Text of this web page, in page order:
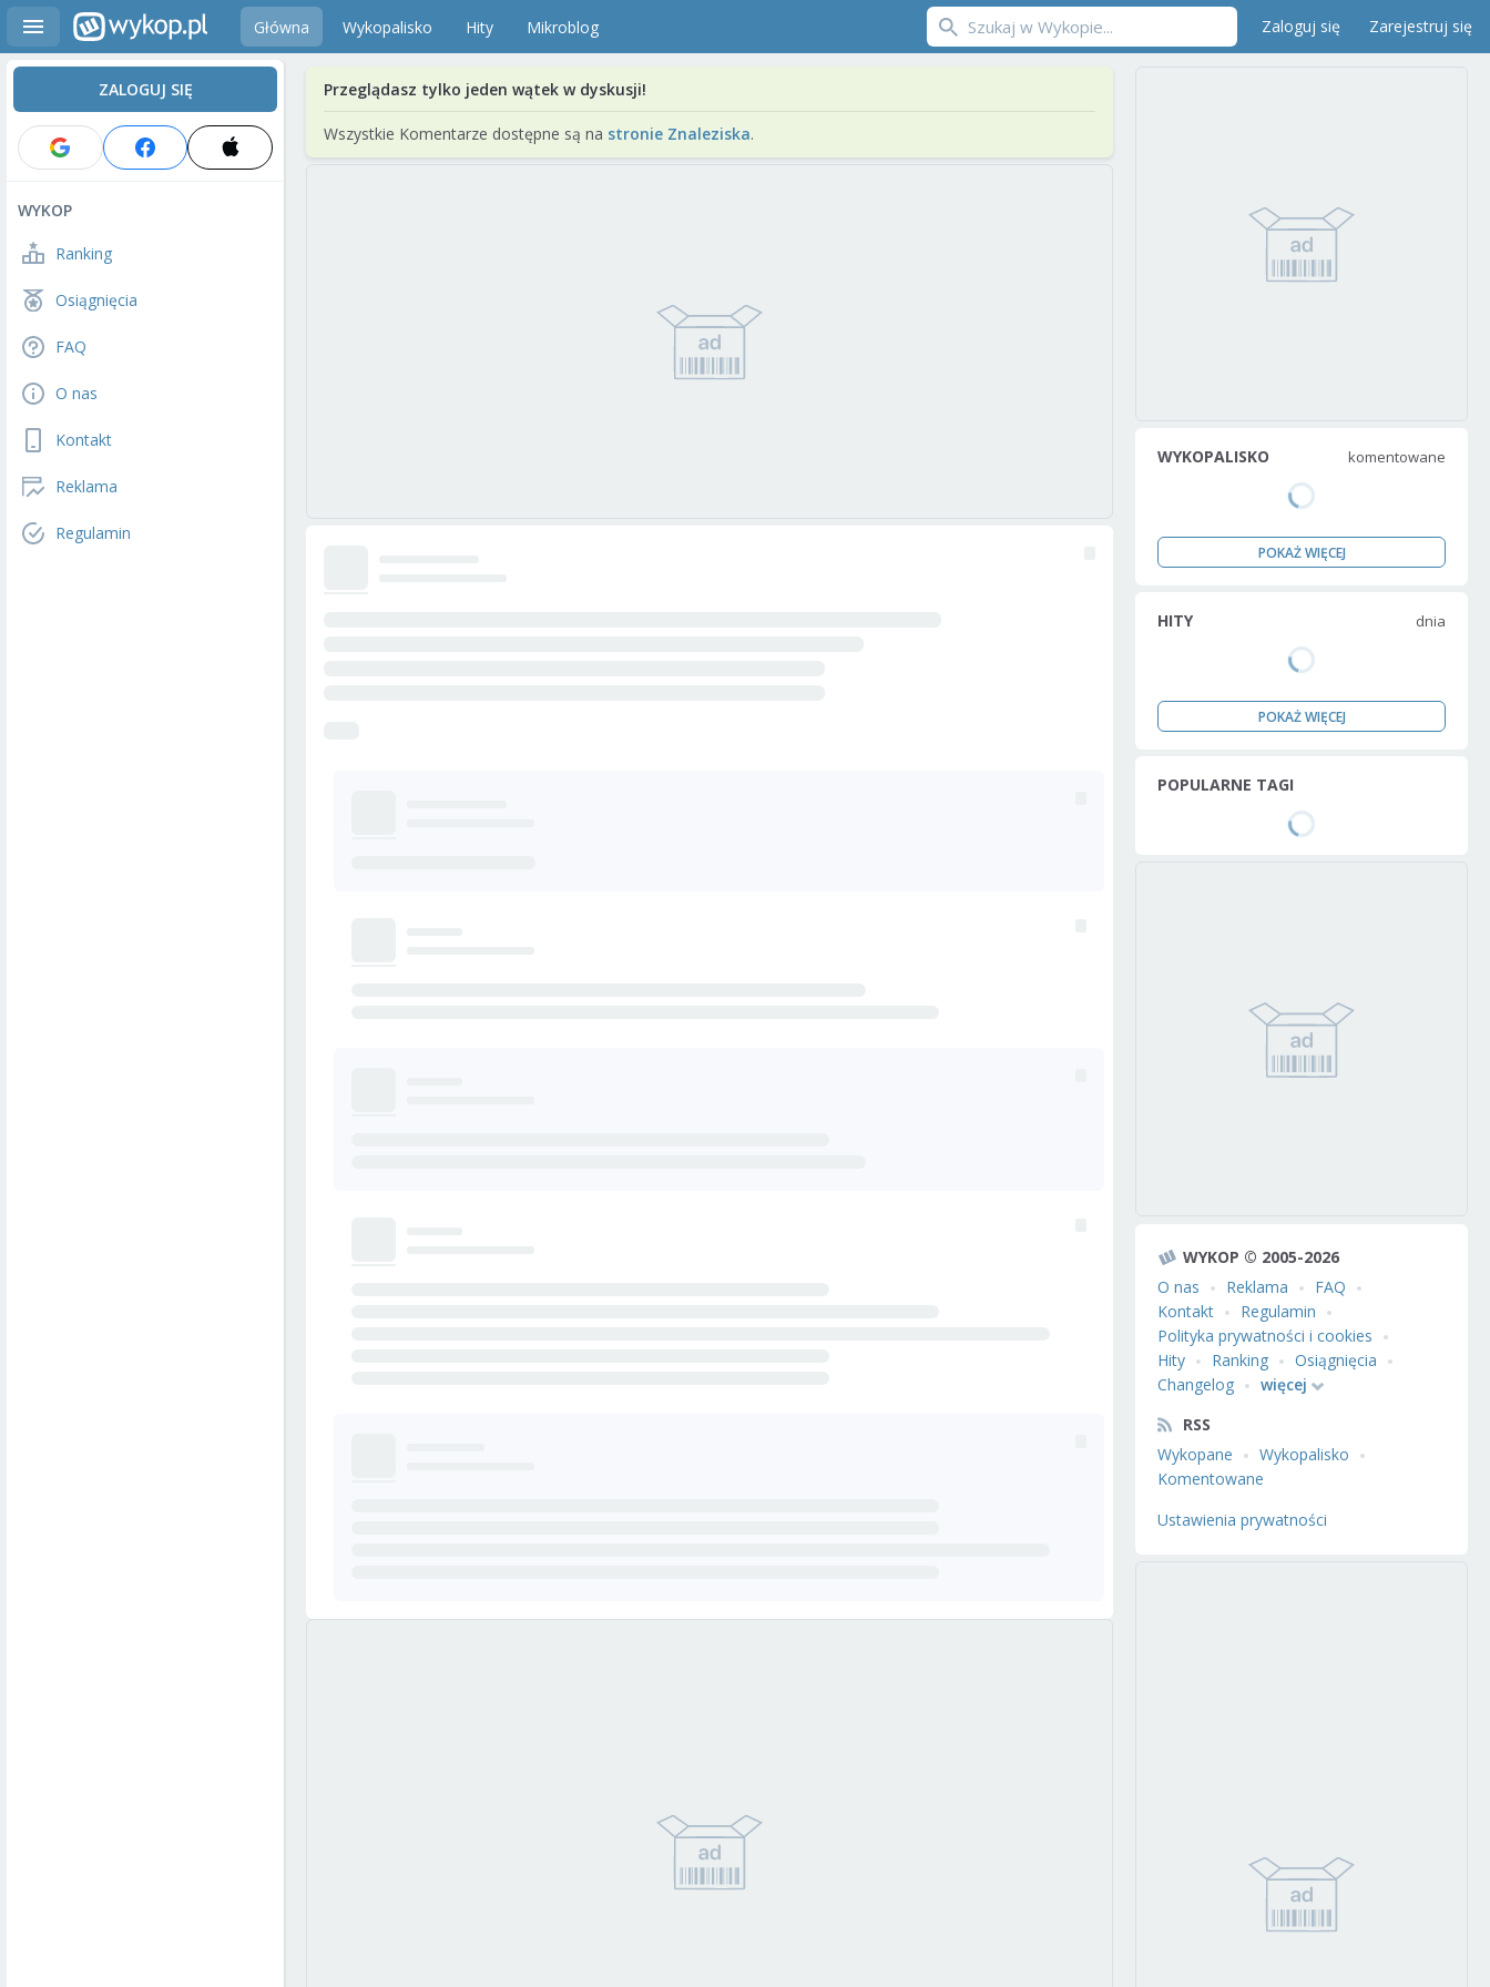
Główna Wykopalisko Hity Mikroblog Zaloguj się Zarejestruj się
ZALOGUJ SIĘ
WYKOP
Ranking
Osiągnięcia
FAQ
O nas
Kontakt
Reklama
Regulamin
Przeglądasz tylko jeden wątek w dyskusji!
Wszystkie Komentarze dostępne są na stronie Znaleziska.
WYKOPALISKO komentowane
POKAŻ WIĘCEJ
HITY dnia
POKAŻ WIĘCEJ
POPULARNE TAGI
WYKOP © 2005-2026
O nas
Reklama
FAQ
Kontakt
Regulamin
Polityka prywatności i cookies
Hity
Ranking
Osiągnięcia
Changelog
więcej
RSS
Wykopane
Wykopalisko
Komentowane
Ustawienia prywatności